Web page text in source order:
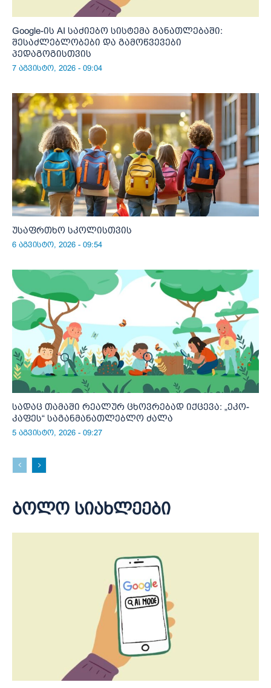
Google-ის AI საძიებო სისტემა განათლებაში:
შესაძლებლობები და გამოწვევები
პედაგოგისთვის
7 აგვისტო, 2026 - 09:04
უსაფრთხო სკოლისთვის
6 აგვისტო, 2026 - 09:54
სადაც თამაში რეალურ ცხოვრებად იქცევა: „ეკო-
კაფეს“ საგანმანათლებლო ძალა
5 აგვისტო, 2026 - 09:27
ბოლო სიახლეები